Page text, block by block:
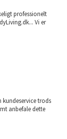
professionelt
Vi er
kundeservice trods
anbefale dette